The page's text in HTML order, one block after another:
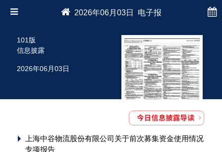
2026年06月03日 电子报
101版
信息披露
2026年06月03日
上海中谷物流股份有限公司关于前次募集资金使用情况
专项报告